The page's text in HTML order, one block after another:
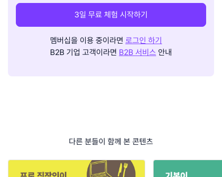
3일 무료 체험 시작하기
멤버십을 이용 중이라면 로그인 하기
B2B 기업 고객이라면 B2B 서비스 안내
다른 분들이 함께 본 콘텐츠